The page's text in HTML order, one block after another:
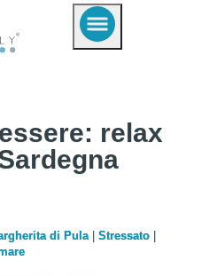
relax
di Pula Stressato